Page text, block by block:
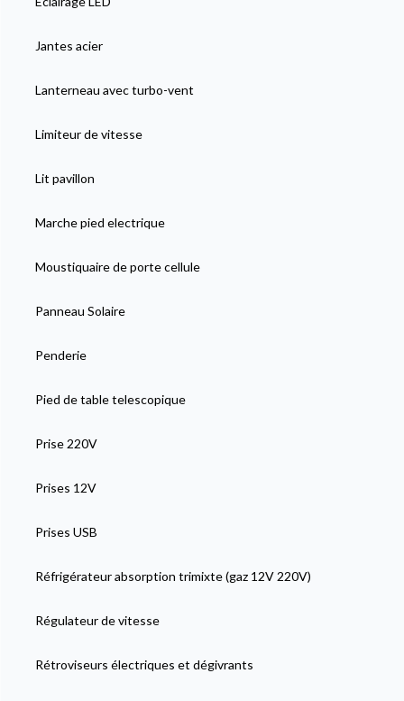
Jantes acier
Lanterneau avec turbo-vent
Limiteur de vitesse
Lit pavillon
Marche pied electrique
Moustiquaire de porte cellule
Panneau Solaire
Penderie
Pied de table telescopique
Prise 220V
Prises 12V
Prises USB
Réfrigérateur absorption trimixte (gaz 12V 220V)
Régulateur de vitesse
Rétroviseurs électriques et dégivrants